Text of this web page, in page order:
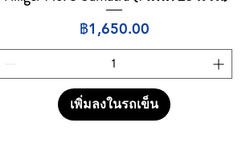
ราคา
฿1,650.00
เพิ่มลงในรถเข็น